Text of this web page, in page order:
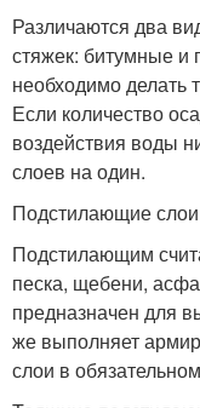
Различаются два
стяжек: битумные
необходимо делать
Если количество
воздействия воды
слоев на один.
Подстилающие слои
Подстилающим
песка, щебени,
предназначен для
же выполняет
слои в